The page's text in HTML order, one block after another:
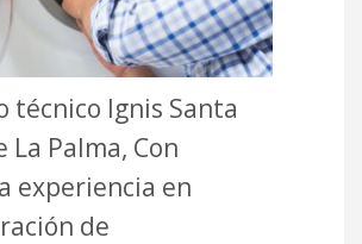
técnico Ignis Santa
La Palma, Con
experiencia en
de